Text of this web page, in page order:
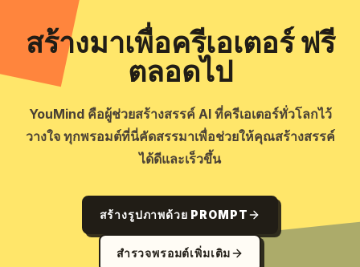
สร้างมาเพื่อครีเอเตอร์ ฟรี
ตลอดไป
YouMind คือผู้ช่วยสร้างสรรค์ AI ที่ครีเอเตอร์ทั่วโลกไว้
วางใจ ทุกพรอมต์ที่นี่คัดสรรมาเพื่อช่วยให้คุณสร้างสรรค์
ได้ดีและเร็วขึ้น
สร้างรูปภาพด้วย PROMPT
สำรวจพรอมต์เพิ่มเติม